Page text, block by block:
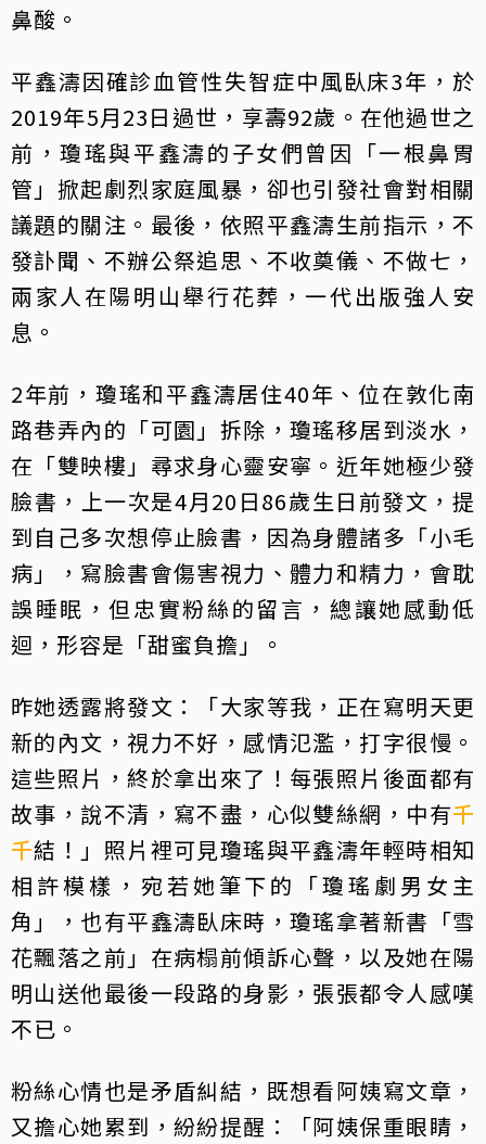
鼻酸。
平鑫濤因確診血管性失智症中風臥床3年，於
2019年5月23日過世，享壽92歲。在他過世之
前，瓊瑤與平鑫濤的子女們曾因「一根鼻胃
管」掀起劇烈家庭風暴，卻也引發社會對相關
議題的關注。最後，依照平鑫濤生前指示，不
發訃聞、不辦公祭追思、不收奠儀、不做七，
兩家人在陽明山舉行花葬，一代出版強人安
息。
2年前，瓊瑤和平鑫濤居住40年、位在敦化南
路巷弄內的「可園」拆除，瓊瑤移居到淡水，
在「雙映樓」尋求身心靈安寧。近年她極少發
臉書，上一次是4月20日86歲生日前發文，提
到自己多次想停止臉書，因為身體諸多「小毛
病」，寫臉書會傷害視力、體力和精力，會耽
誤睡眠，但忠實粉絲的留言，總讓她感動低
迴，形容是「甜蜜負擔」。
昨她透露將發文：「大家等我，正在寫明天更
新的內文，視力不好，感情氾濫，打字很慢。
這些照片，終於拿出來了！每張照片後面都有
故事，說不清，寫不盡，心似雙絲網，中有千
千結！」照片裡可見瓊瑤與平鑫濤年輕時相知
相許模樣，宛若她筆下的「瓊瑤劇男女主
角」，也有平鑫濤臥床時，瓊瑤拿著新書「雪
花飄落之前」在病榻前傾訴心聲，以及她在陽
明山送他最後一段路的身影，張張都令人感嘆
不已。
粉絲心情也是矛盾糾結，既想看阿姨寫文章，
又擔心她累到，紛紛提醒：「阿姨保重眼睛，